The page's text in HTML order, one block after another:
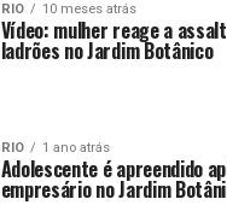
RIO 10 meses atrás
Vídeo: mulher reage a
ladrões no Jardim Botânico
RIO 1 ano atrás
Adolescente é apreendido
empresário no Jardim